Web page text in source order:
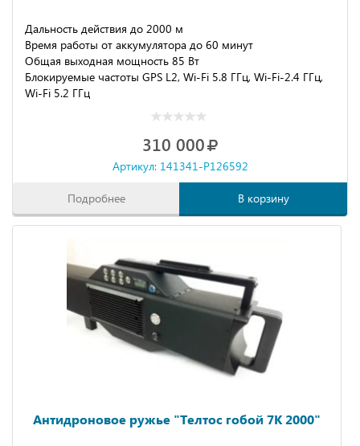
Дальность действия до 2000 м
Время работы от аккумулятора до 60 минут
Общая выходная мощность 85 Вт
Блокируемые частоты GPS L2, Wi-Fi 5.8 ГГц, Wi-Fi-2.4 ГГц,
Wi-Fi 5.2 ГГц
310 000
Артикул: 141341-P126592
Подробнее В корзину
Антидроновое ружье "Телтос гобой 7К 2000"